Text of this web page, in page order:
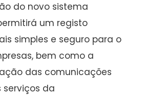
do novo sistema
um registo
simples e seguro para o
bem como a
das comunicações
serviços da